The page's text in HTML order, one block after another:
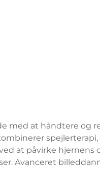
med at håndtere og
at påvirke hjernens
Avanceret